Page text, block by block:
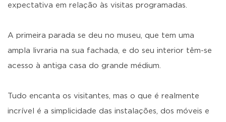
expectativa em relação às visitas programadas.
A primeira parada se deu no museu, que tem uma
ampla livraria na sua fachada, e do seu interior têm-se
acesso à antiga casa do grande médium.
Tudo encanta os visitantes, mas o que é realmente
incrível é a simplicidade das instalações, dos móveis e